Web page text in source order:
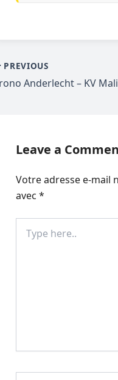
PREVIOUS
Leave a
Votre adresse e-mail
avec *
here..